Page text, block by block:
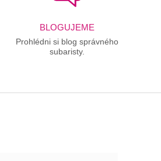
BLOGUJEME
Prohlédni si blog správného
subaristy.